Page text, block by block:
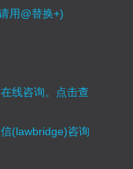
用@替换+)
线咨询。 点击查
(lawbridge)咨询